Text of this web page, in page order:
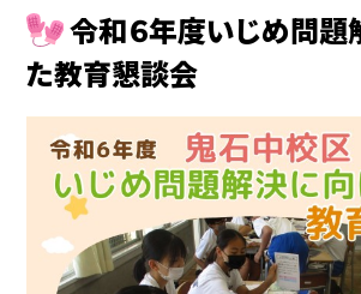
令和６年度いじめ問題
た教育懇談会